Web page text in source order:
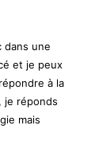
dans une
et je peux
à la
je réponds
mais